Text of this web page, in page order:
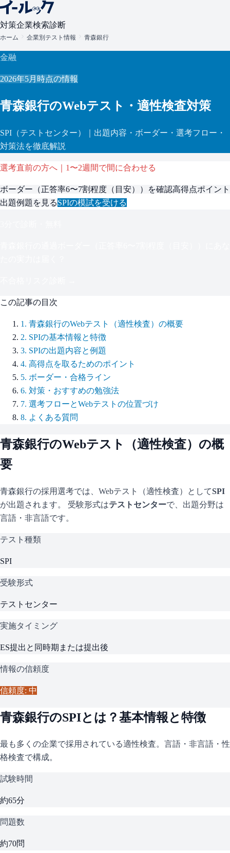
対策企業検索診断
ホーム 企業別テスト情報 青森銀行
金融
2026年5月 時点の情報
青森銀行のWebテスト・適性検査対策
SPI （テストセンター）
｜出題内容・ボーダー・選考フロー・
対策法を徹底解説
選考直前の方へ｜1〜2週間で間に合わせる
ボーダー（正答率6〜7割程度（目安） ）を確認高得点ポイント
出題例題を見るSPIの模試を受ける
この記事の目次
1 . 青森銀行のWebテスト（適性検査）の概要
2. SPIの基本情報と特徴
3. SPIの出題内容と例題
4. 高得点を取るためのポイント
5. ボーダー・合格ライン
6. 対策・おすすめの勉強法
7. 選考フローとWebテストの位置づけ
8. よくある質問
青森銀行のWebテスト（適性検査）の概
要
青森銀行の採用選考では、Webテスト（適性検査）としてSPI
が出題されます。 受験形式はテストセンターで、 出題分野は
言語・非言語です。
テスト種類
SPI
受験形式
テストセンター
実施タイミング
ES提出と同時期または提出後
情報の信頼度
信頼度: 中
青森銀行のSPIとは？基本情報と特徴
最も多くの企業で採用されている適性検査。言語・非言語・性
格検査で構成。
試験時間
約65分
問題数
約70問